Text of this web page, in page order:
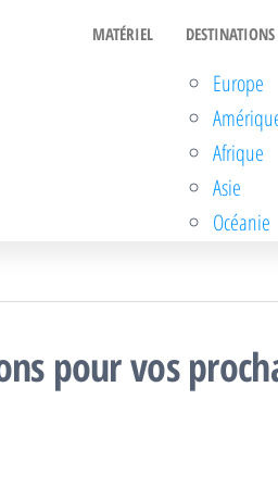
MATÉRIEL DESTINATIONS
Europe
Afrique
Asie
Océanie
pour vos